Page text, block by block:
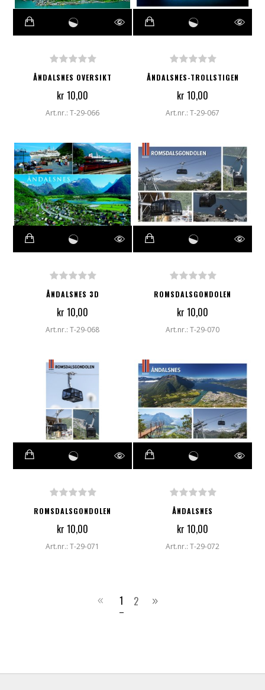
ÅNDALSNES OVERSIKT
kr 10,00
Art.nr.: T-29-066
ÅNDALSNES-TROLLSTIGEN
kr 10,00
Art.nr.: T-29-067
ÅNDALSNES 3D
kr 10,00
Art.nr.: T-29-068
ROMSDALSGONDOLEN
kr 10,00
Art.nr.: T-29-070
ROMSDALSGONDOLEN
kr 10,00
Art.nr.: T-29-071
ÅNDALSNES
kr 10,00
Art.nr.: T-29-072
1 2